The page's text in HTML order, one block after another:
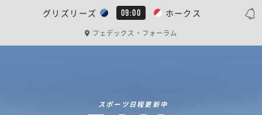
グリズリーズ 09:00 ホークス
フェデックス・フォーラム
スポーツ日程更新中